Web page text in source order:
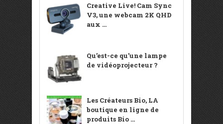
Creative Live! Cam Sync
V3, une webcam 2K QHD
aux ...
Qu’est-ce qu’une lampe
de vidéoprojecteur ?
Les Créateurs Bio, LA
boutique en ligne de
produits Bio ...